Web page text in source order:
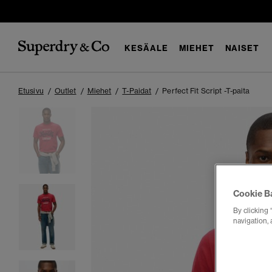
KESÄALE MIEHET NAISET
Etusivu Outlet Miehet T-Paidat Perfect Fit Script -T-paita
Cookie
By clicking
navigation,